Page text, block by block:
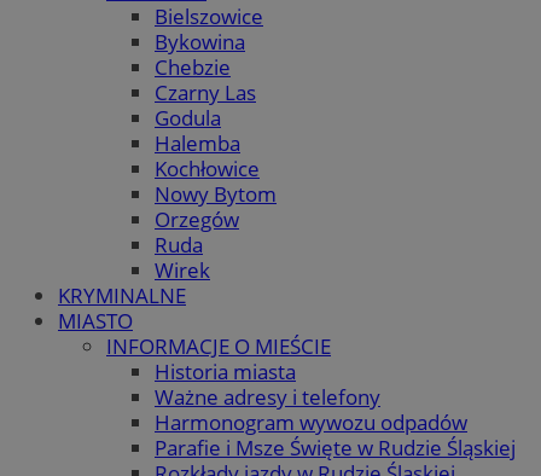
Bielszowice
Bykowina
Chebzie
Czarny Las
Godula
Halemba
Kochłowice
Nowy Bytom
Orzegów
Ruda
Wirek
KRYMINALNE
MIASTO
INFORMACJE O MIEŚCIE
Historia miasta
Ważne adresy i telefony
Harmonogram wywozu odpadów
Parafie i Msze Święte w Rudzie Śląskiej